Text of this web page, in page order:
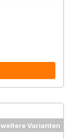
weitere Varianten